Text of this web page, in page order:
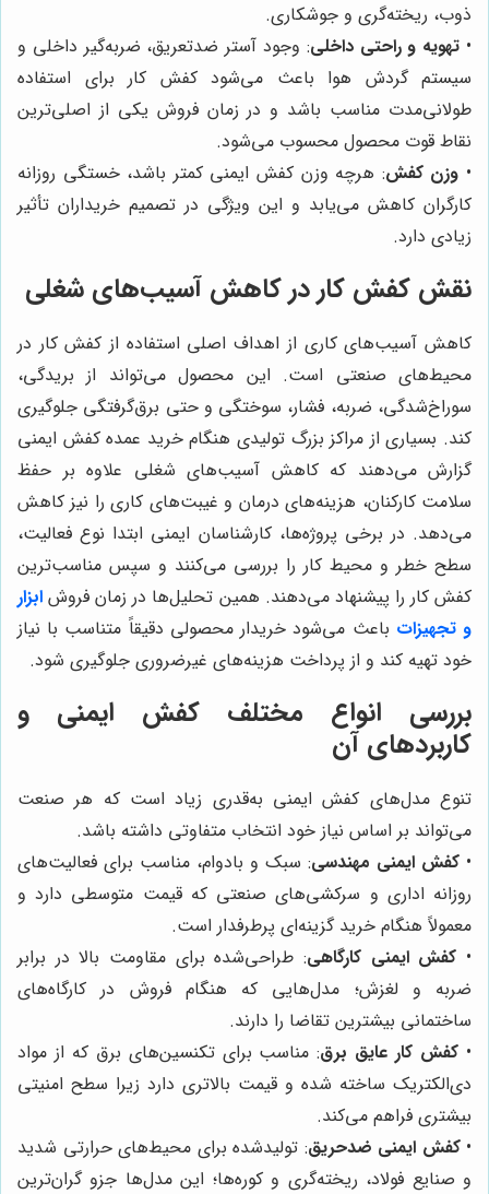
ذوب، ریخته‌گری و جوشکاری.
• تهویه و راحتی داخلی: وجود آستر ضدتعریق، ضربه‌گیر داخلی و
سیستم گردش هوا باعث می‌شود کفش کار برای استفاده
طولانی‌مدت مناسب باشد و در زمان فروش یکی از اصلی‌ترین
نقاط قوت محصول محسوب می‌شود.
• وزن کفش: هرچه وزن کفش ایمنی کمتر باشد، خستگی روزانه
کارگران کاهش می‌یابد و این ویژگی در تصمیم خریداران تأثیر
زیادی دارد.
نقش کفش کار در کاهش آسیب‌های شغلی
کاهش آسیب‌های کاری از اهداف اصلی استفاده از کفش کار در
محیط‌های صنعتی است. این محصول می‌تواند از بریدگی،
سوراخ‌شدگی، ضربه، فشار، سوختگی و حتی برق‌گرفتگی جلوگیری
کند. بسیاری از مراکز بزرگ تولیدی هنگام خرید عمده کفش ایمنی
گزارش می‌دهند که کاهش آسیب‌های شغلی علاوه بر حفظ
سلامت کارکنان، هزینه‌های درمان و غیبت‌های کاری را نیز کاهش
می‌دهد. در برخی پروژه‌ها، کارشناسان ایمنی ابتدا نوع فعالیت،
سطح خطر و محیط کار را بررسی می‌کنند و سپس مناسب‌ترین
کفش کار را پیشنهاد می‌دهند. همین تحلیل‌ها در زمان فروش ابزار
و تجهیزات باعث می‌شود خریدار محصولی دقیقاً متناسب با نیاز
خود تهیه کند و از پرداخت هزینه‌های غیرضروری جلوگیری شود.
بررسی انواع مختلف کفش ایمنی و
کاربردهای آن
تنوع مدل‌های کفش ایمنی به‌قدری زیاد است که هر صنعت
می‌تواند بر اساس نیاز خود انتخاب متفاوتی داشته باشد.
• کفش ایمنی مهندسی: سبک و بادوام، مناسب برای فعالیت‌های
روزانه اداری و سرکشی‌های صنعتی که قیمت متوسطی دارد و
معمولاً هنگام خرید گزینه‌ای پرطرفدار است.
• کفش ایمنی کارگاهی: طراحی‌شده برای مقاومت بالا در برابر
ضربه و لغزش؛ مدل‌هایی که هنگام فروش در کارگاه‌های
ساختمانی بیشترین تقاضا را دارند.
• کفش کار عایق برق: مناسب برای تکنسین‌های برق که از مواد
دی‌الکتریک ساخته شده و قیمت بالاتری دارد زیرا سطح امنیتی
بیشتری فراهم می‌کند.
•کفش ایمنی ضدحریق: تولیدشده برای محیط‌های حرارتی شدید
و صنایع فولاد، ریخته‌گری و کوره‌ها؛ این مدل‌ها جزو گران‌ترین